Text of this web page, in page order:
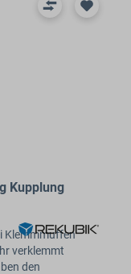
Kupplung
Klemmmuffen
verklemmt
den